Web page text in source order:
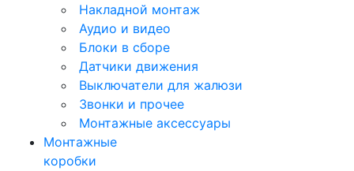
Накладной монтаж
Аудио и видео
Блоки в сборе
Датчики движения
Выключатели для жалюзи
Звонки и прочее
Монтажные аксессуары
Монтажные
коробки